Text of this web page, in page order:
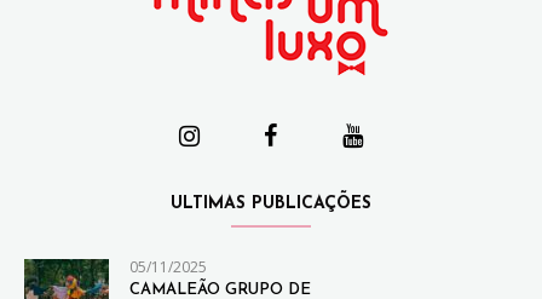
ULTIMAS PUBLICAÇÕES
05/11/2025
CAMALEÃO GRUPO DE